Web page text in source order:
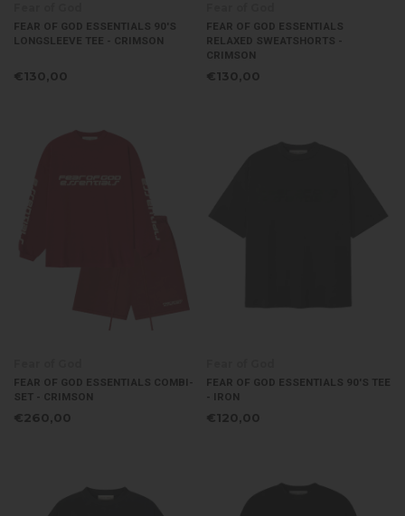
FEAR OF GOD ESSENTIALS 90'S
LONGSLEEVE TEE - CRIMSON
€130,00
FEAR OF GOD ESSENTIALS
RELAXED SWEATSHORTS -
CRIMSON
€130,00
FEAR OF GOD ESSENTIALS COMBI-
SET - CRIMSON
€260,00
FEAR OF GOD ESSENTIALS 90'S TEE
- IRON
€120,00